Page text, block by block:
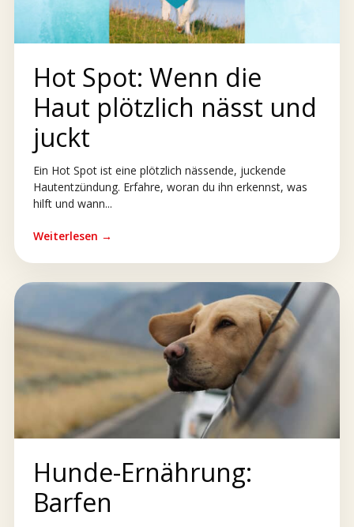
Hot Spot: Wenn die
Haut plötzlich nässt und
juckt
Ein Hot Spot ist eine plötzlich nässende, juckende
Hautentzündung. Erfahre, woran du ihn erkennst, was
hilft und wann...
Weiterlesen →
Hunde-Ernährung:
Barfen